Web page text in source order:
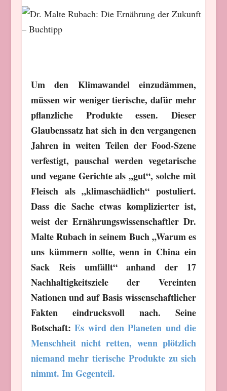
Um den Klimawandel einzudämmen,
müssen wir weniger tierische, dafür mehr
pflanzliche Produkte essen. Dieser
Glaubenssatz hat sich in den vergangenen
Jahren in weiten Teilen der Food-Szene
verfestigt, pauschal werden vegetarische
und vegane Gerichte als „gut“, solche mit
Fleisch als „klimaschädlich“ postuliert.
Dass die Sache etwas komplizierter ist,
weist der Ernährungswissenschaftler Dr.
Malte Rubach in seinem Buch „Warum es
uns kümmern sollte, wenn in China ein
Sack Reis umfällt“ anhand der 17
Nachhaltigkeitsziele der Vereinten
Nationen und auf Basis wissenschaftlicher
Fakten eindrucksvoll nach. Seine
Botschaft:Es wird den Planeten und die
Menschheit nicht retten, wenn plötzlich
niemand mehr tierische Produkte zu sich
nimmt. Im Gegenteil.